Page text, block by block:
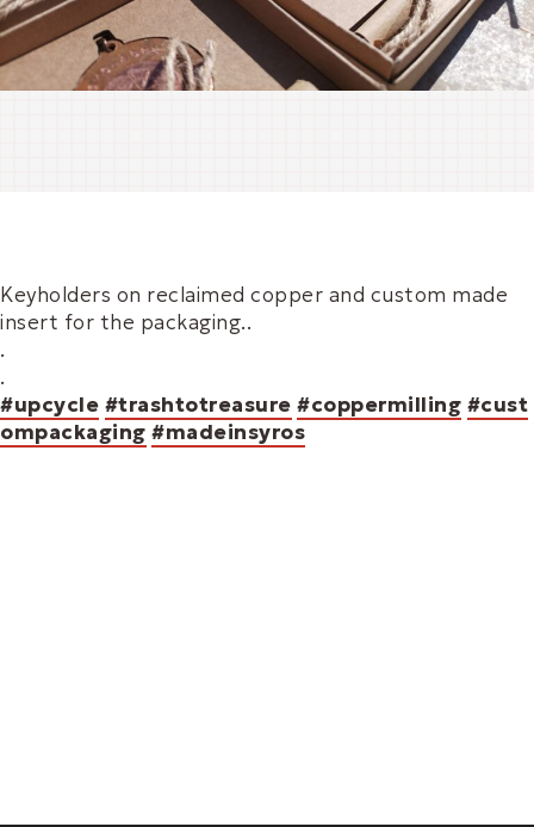
Keyholders on reclaimed copper and custom made
insert for the packaging..
.
.
#upcycle #trashtotreasure #coppermilling #cust
ompackaging #madeinsyros